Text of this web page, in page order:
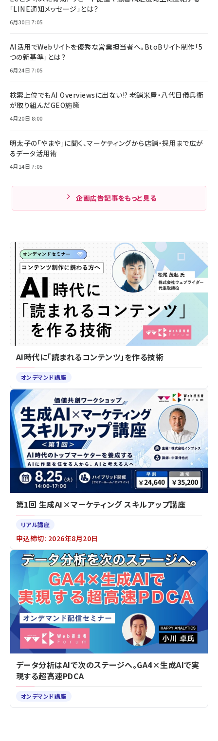
「LINE通知メッセージ」とは？
6月30日 7:05
AI活用でWebサイトを優秀な営業担当者へ。BtoBサイト制作「5
つの新基準」とは？
6月24日 7:05
検索上位でもAI Overviewsに出ない!? 老舗米屋・八代目儀兵衛
が取り組んだGEO施策
4月20日 8:00
明太子の「やまや」に聞く、マーケティングから店舗・採用まで広が
るデータ活用術
4月14日 7:05
企画広告記事をもっと見る
AI時代に「読まれるコンテンツ」を作る技術
オンデマンド講座
第1回 生成AI×マーケティング スキルアップ講座
リアル講座
申込締切: 2026年8月20日
データ分析はAIで次のステージへ。GA4×生成AIで実
現する超高速PDCA
オンデマンド講座